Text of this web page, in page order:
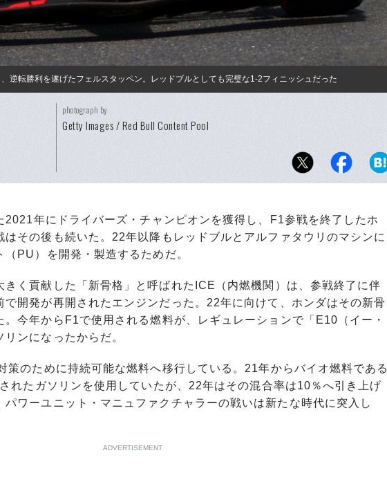
逆転勝利を遂げたフェルスタッペン。レッドブルとしても完璧な1-2フィニッシュだった
photograph by
Getty Images / Red Bull Content Pool
年にドライバーズ・チャンピオンを獲得し、F1参戦を終了したホ
はその後も続いた。22年以降もレッドブルとアルファタウリのマシンに
PU）を開発・製造するためだ。
く貢献した「新骨格」と呼ばれたICE（内燃機関）は、参戦終了に伴
で開発が再開されたエンジンだった。22年に向けて、ホンダはその新骨
今年からF1で使用される燃料が、レギュレーションで「E10（イー・
ンになったからだ。
のために持続可能な燃料へ移行している。21年からバイオ燃料である
れたガソリンを使用していたが、22年はその混合率は10％へ引き上げ
パワーユニット・マニュファクチャラーの戦いは新たな時代に突入し
ADVERTISEMENT